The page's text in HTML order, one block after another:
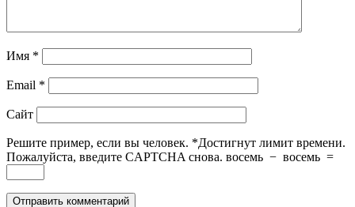
Имя *
Email *
Сайт
Решите пример, если вы человек. *Достигнут лимит времени.
Пожалуйста, введите CAPTCHA снова. восемь − восемь =